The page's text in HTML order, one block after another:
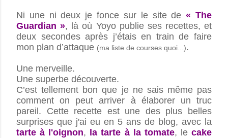
Ni une ni deux je fonce sur le site de« The
Guardian », là où Yoyo publie ses recettes, et
deux secondes après j’étais en train de faire
mon plan d’attaque (ma liste de courses quoi...).
Une merveille.
Une superbe découverte.
C’est tellement bon que je ne sais même pas
comment on peut arriver à élaborer un truc
pareil. Cette recette est une des plus belles
surprises que j'ai eu en 5 ans de blog, avec la
tarte à l'oignon, la tarte à la tomate, lecake